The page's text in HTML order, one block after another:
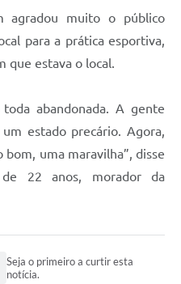
agradou muito o público
para a prática esportiva,
que estava o local.
abandonada. A gente
estado precário. Agora,
uma maravilha”, disse
22 anos, morador da
Seja o primeiro a curtir esta
notícia.